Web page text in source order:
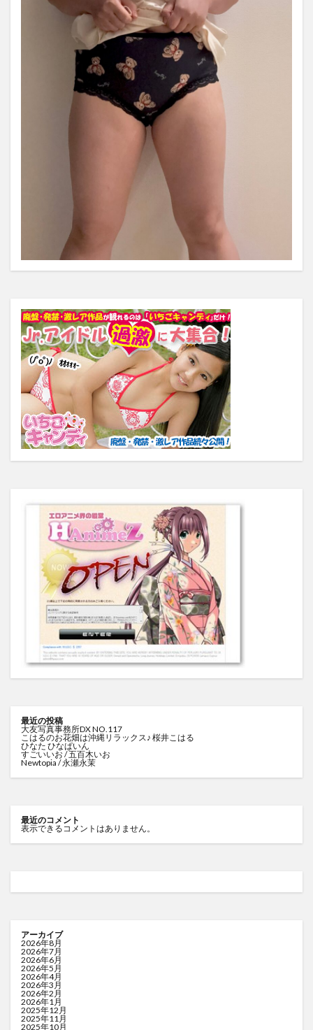
最近の投稿
大友写真事務所DX NO.117
こはるのお花畑は沖縄リラックス♪ 桜井こはる
ひなた ひなぱいん
すごいいお / 五百木いお
Newtopia / 永瀬永茉
最近のコメント
表示できるコメントはありません。
アーカイブ
2026年8月
2026年7月
2026年6月
2026年5月
2026年4月
2026年3月
2026年2月
2026年1月
2025年12月
2025年11月
2025年10月